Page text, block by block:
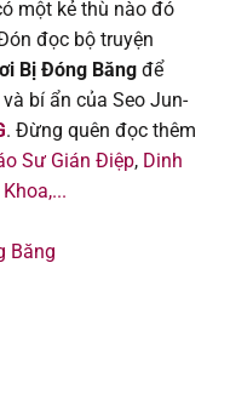
19/10/2025
11/10/2025
11/10/2025
một kẻ thù nào đó
đọc bộ truyện
Bị Đóng Băng để
bí ẩn của Seo Jun-
. Đừng quên đọc thêm
Sư Gián Điệp, Dinh
Băng